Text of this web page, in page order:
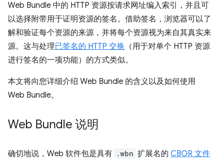
Web Bundle 中的 HTTP 资源按请求网址编入索引，并且可
以选择附带用于证明资源的签名。借助签名，浏览器可以了
解和验证每个资源的来源，并将每个资源视为来自其真实来
源。这与处理已签名的 HTTP 交换 （用于对单个 HTTP 资源
进行签名的一项功能）的方式类似。
本文将向您详细介绍 Web Bundle 的含义以及如何使用
Web Bundle。
Web Bundle 说明
确切地说，Web 软件包是具有 .wbn 扩展名的 CBOR 文件